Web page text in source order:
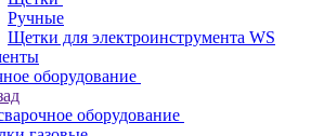
Ручные
Щетки для электроинструмента WS
оборудование
оборудование